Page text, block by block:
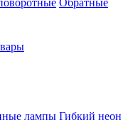
Обратные
лампы Гибкий неон